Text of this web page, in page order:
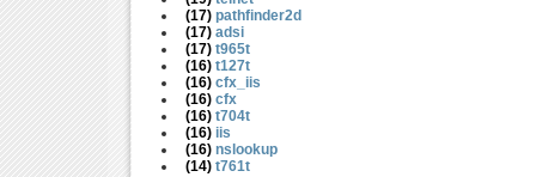
(17) pathfinder2d
(17) adsi
(17) t965t
(16) t127t
(16) cfx_iis
(16) cfx
(16) t704t
(16) iis
(16) nslookup
(14) t761t